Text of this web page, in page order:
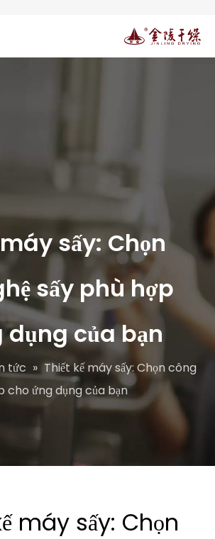
sấy: Chọn
sấy phù hợp
dụng của bạn
tức » Thiết kế máy sấy: Chọn công
cho ứng dụng của bạn
máy sấy: Chọn